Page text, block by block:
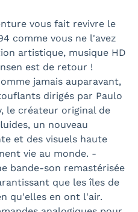
vous fait revivre le
comme vous ne l'avez
artistique, musique HD
est de retour !
jamais auparavant,
dirigés par Paulo
le créateur original de
un nouveau
et des visuels haute
vie au monde. -
bande-son remastérisée
que les îles de
qu'elles en ont l'air.